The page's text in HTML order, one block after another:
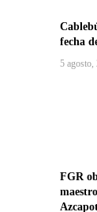
fecha
5 agosto,
FGR